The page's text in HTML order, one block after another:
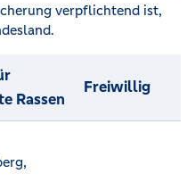
verpflichtend ist,
Rassen
Freiwillig